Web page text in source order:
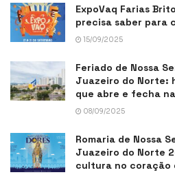
ExpoVaq Farias
precisa saber para
15/09/2025
Feriado de Nossa
Juazeiro do Norte:
que abre e fecha
08/09/2025
Romaria de Nossa
Juazeiro do Norte
cultura no coração